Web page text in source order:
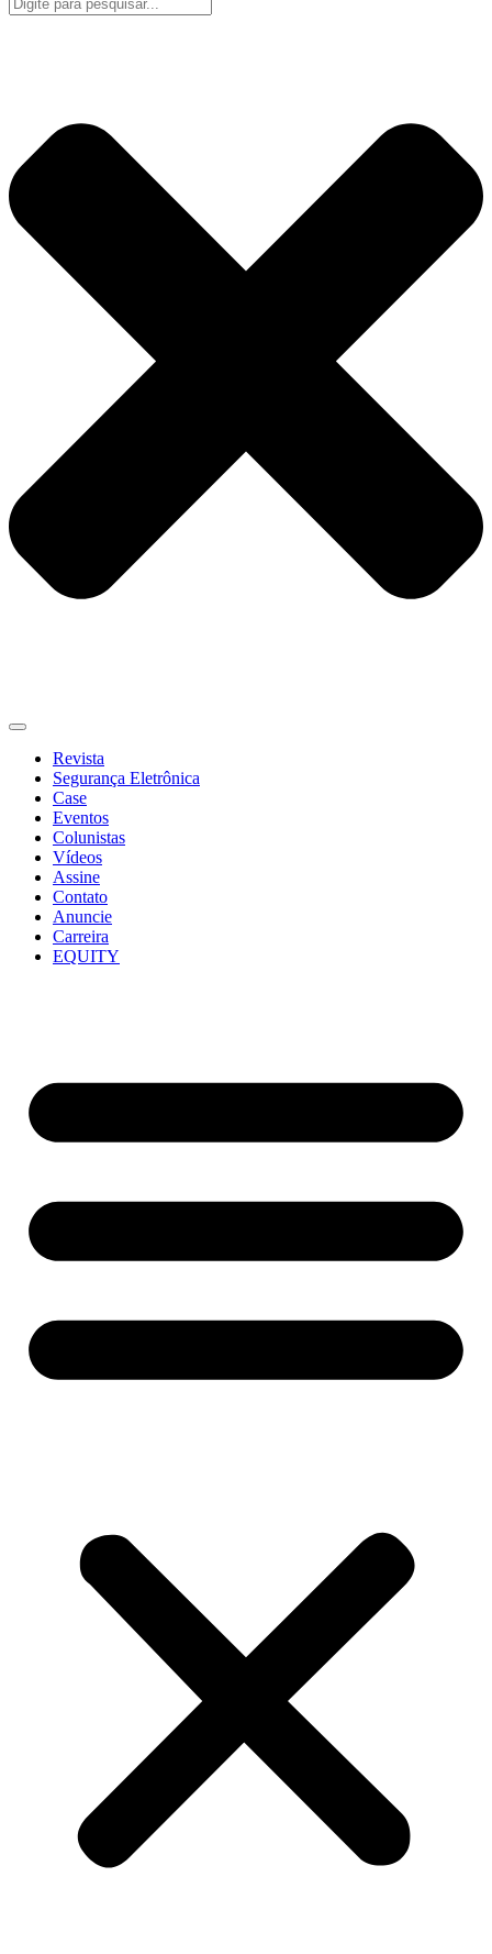
Revista
Segurança Eletrônica
Case
Eventos
Colunistas
Vídeos
Assine
Contato
Anuncie
Carreira
EQUITY